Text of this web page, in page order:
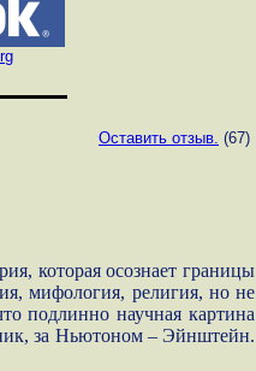
Оставить отзыв. (67)
которая осознает границы
мифология, религия, но не
подлинно научная картина
за Ньютоном – Эйнштейн.